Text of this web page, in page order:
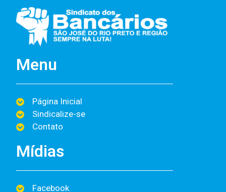
Menu
Página Inicial
Sindicalize-se
Contato
Mídias
Facebook